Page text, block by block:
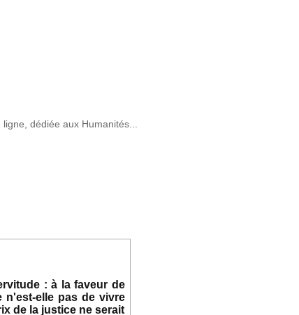
dédiée aux Humanités...
: à la faveur de
n'est-elle pas de vivre
de la justice ne serait